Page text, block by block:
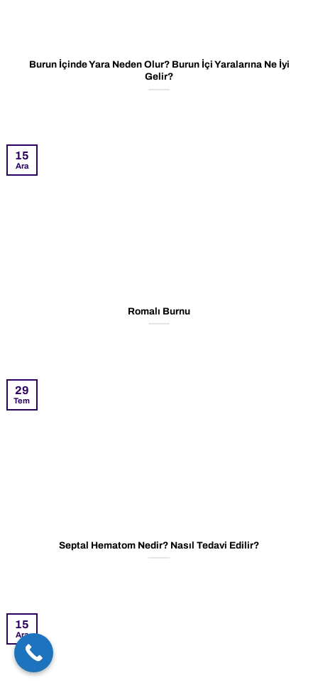
Burun İçinde Yara Neden Olur? Burun İçi Yaralarına Ne İyi
Gelir?
Romalı Burnu
15
Ara
Septal Hematom Nedir? Nasıl Tedavi Edilir?
29
Tem
15
Ara